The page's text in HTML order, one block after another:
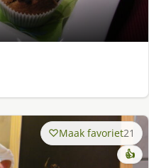
Maak favoriet21
👍